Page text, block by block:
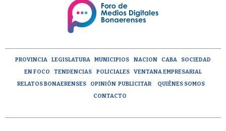
PROVINCIA LEGISLATURA MUNICIPIOS NACION CABA
SOCIEDAD
EN FOCO
TENDENCIAS POLICIALES
VENTANA EMPRESARIAL
RELATOS BONAERENSES
OPINIÓN PUBLICITAR
QUIÉNES SOMOS
CONTACTO